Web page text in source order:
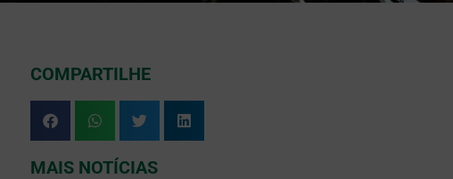
COMPARTILHE
MAIS NOTÍCIAS